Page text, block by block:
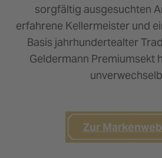
sorgfältig ausgesuchten
erfahrene Kellermeister und
Basis jahrhundertealter
Geldermann Premiumsekt
Zur